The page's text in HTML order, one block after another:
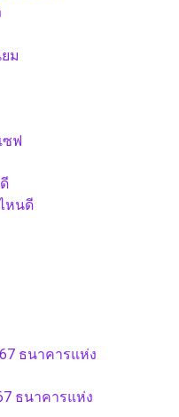
ม
ซฟ
หนดี
ธนาคารแห่ง
ธนาคารแห่ง